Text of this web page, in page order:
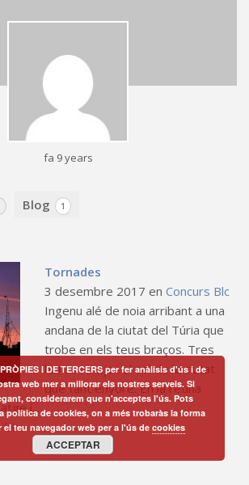
fa 9 years
Blog 1
Tornades
3 desembre 2017 en Concurs Blc
Ingenu alé de noia arribant a una
andana de la ciutat del Túria que
trobe en els teus braços. Tres
hores i mitja i el sol de la ciutat
que tant enyore. En la retina
i...
blc
I DE TERCERS per fer anàlisis d'ús i de
web mer a millorar els nostres serveis. Si
considerarem que n'acceptes l'ús. Pots
política de cookies, on a més trobaràs la forma
el teu navegador web per a l'ús decookies
ACCEPTAR